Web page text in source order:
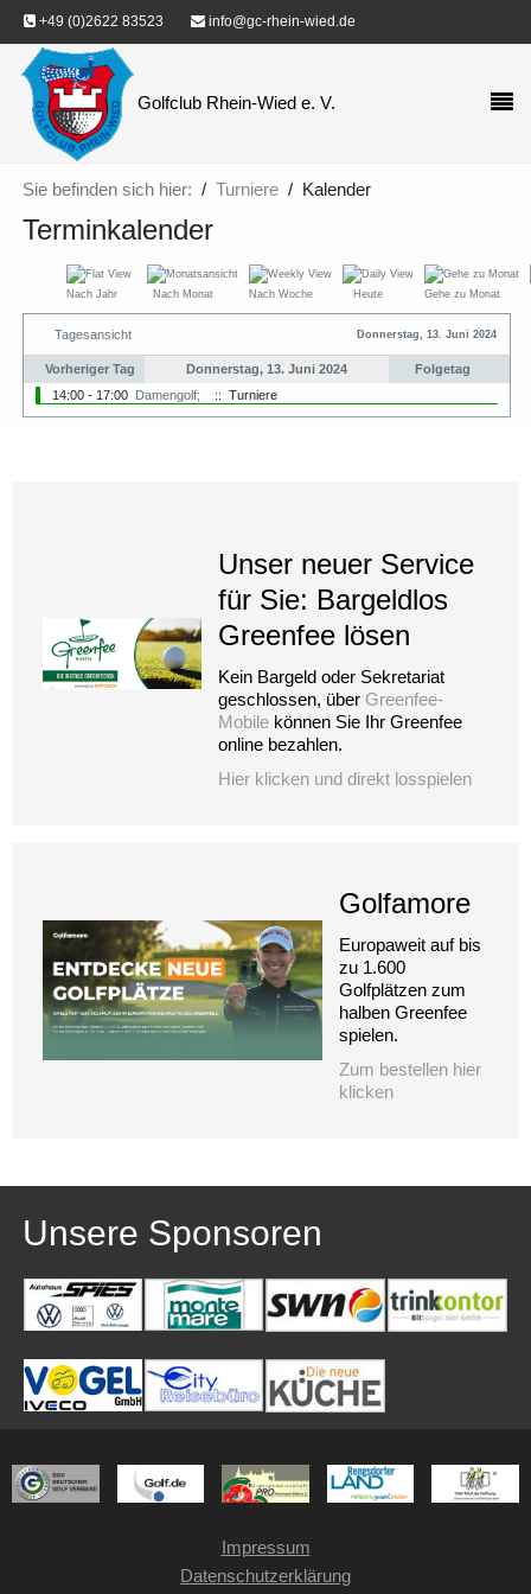
+49 (0)2622 83523 info@gc-rhein-wied.de
Golfclub Rhein-Wied e. V.
Sie befinden sich hier: Turniere Kalender
Terminkalender
Nach Jahr Nach Monat Nach Woche Heute Gehe zu Monat
Tagesansicht Donnerstag, 13. Juni 2024
Vorheriger Tag Donnerstag, 13. Juni 2024
Folgetag
14:00 - 17:00
Damengolf; :: Turniere
Unser neuer Service
für Sie: Bargeldlos
Greenfee lösen
Kein Bargeld oder Sekretariat
geschlossen, über Greenfee-
Mobile können Sie Ihr Greenfee
online bezahlen.
Hier klicken und direkt losspielen
Golfamore
Europaweit auf bis
zu 1.600
Golfplätzen zum
halben Greenfee
spielen.
Zum bestellen hier
klicken
Unsere Sponsoren
Impressum
Datenschutzerklärung